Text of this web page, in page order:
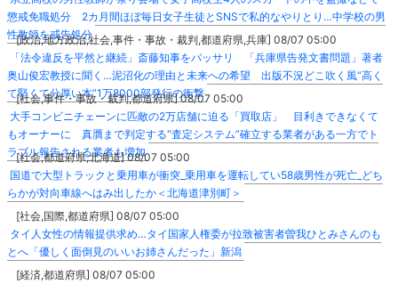
懲戒免職処分 2カ月間ほぼ毎日女子生徒とSNSで私的なやりとり…中学校の男
性教師を戒告処分
[政治,地方政治,社会,事件・事故・裁判,都道府県,兵庫] 08/07 05:00
「法令違反を平然と継続」斎藤知事をバッサリ 「兵庫県告発文書問題」著者
奥山俊宏教授に聞く…泥沼化の理由と未来への希望 出版不況どこ吹く風“高く
て堅くて分厚い本”1万8000部発行の衝撃
[社会,事件・事故・裁判,都道府県] 08/07 05:00
大手コンビニチェーンに匹敵の2万店舗に迫る「買取店」 目利きできなくて
もオーナーに 真贋まで判定する“査定システム”確立する業者がある一方でト
ラブル報告される業者も増加
[社会,都道府県,北海道] 08/07 05:00
国道で大型トラックと乗用車が衝突_乗用車を運転してい58歳男性が死亡_どち
らかが対向車線へはみ出したか＜北海道津別町＞
[社会,国際,都道府県] 08/07 05:00
タイ人女性の情報提供求め…タイ国家人権委が拉致被害者曽我ひとみさんのも
とへ「優しく面倒見のいいお姉さんだった」新潟
[経済,都道府県] 08/07 05:00